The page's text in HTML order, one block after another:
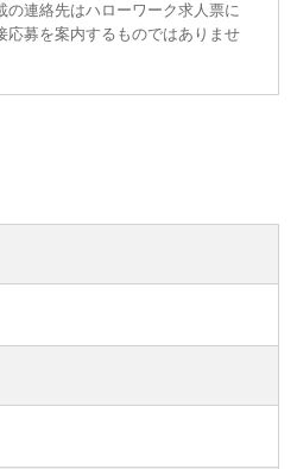
の連絡先はハローワーク求人票に
応募を案内するものではありませ